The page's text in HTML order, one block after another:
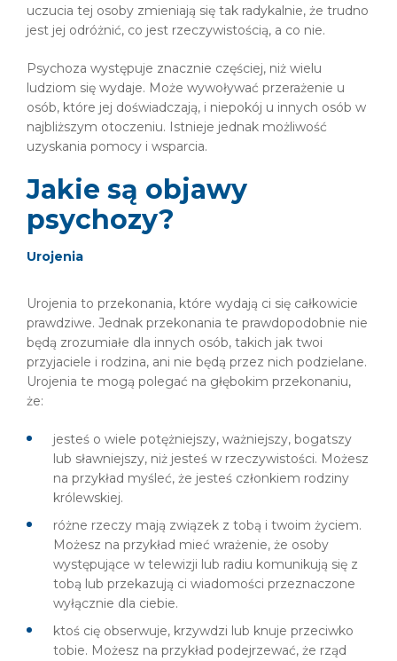
uczucia tej osoby zmieniają się tak radykalnie, że trudno
jest jej odróżnić, co jest rzeczywistością, a co nie.
Psychoza występuje znacznie częściej, niż wielu
ludziom się wydaje. Może wywoływać przerażenie u
osób, które jej doświadczają, i niepokój u innych osób w
najbliższym otoczeniu. Istnieje jednak możliwość
uzyskania pomocy i wsparcia.
Jakie są objawy
psychozy?
Urojenia
Urojenia to przekonania, które wydają ci się całkowicie
prawdziwe. Jednak przekonania te prawdopodobnie nie
będą zrozumiałe dla innych osób, takich jak twoi
przyjaciele i rodzina, ani nie będą przez nich podzielane.
Urojenia te mogą polegać na głębokim przekonaniu,
że:
jesteś o wiele potężniejszy, ważniejszy, bogatszy
lub sławniejszy, niż jesteś w rzeczywistości. Możesz
na przykład myśleć, że jesteś członkiem rodziny
królewskiej.
różne rzeczy mają związek z tobą i twoim życiem.
Możesz na przykład mieć wrażenie, że osoby
występujące w telewizji lub radiu komunikują się z
tobą lub przekazują ci wiadomości przeznaczone
wyłącznie dla ciebie.
ktoś cię obserwuje, krzywdzi lub knuje przeciwko
tobie. Możesz na przykład podejrzewać, że rząd